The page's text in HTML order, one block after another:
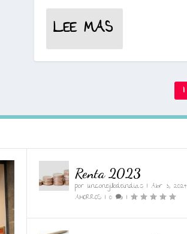
LEE MAS
1
Renta 2023
porunconejillodeindias |Abr 3, 2024
AHORROS |0 |